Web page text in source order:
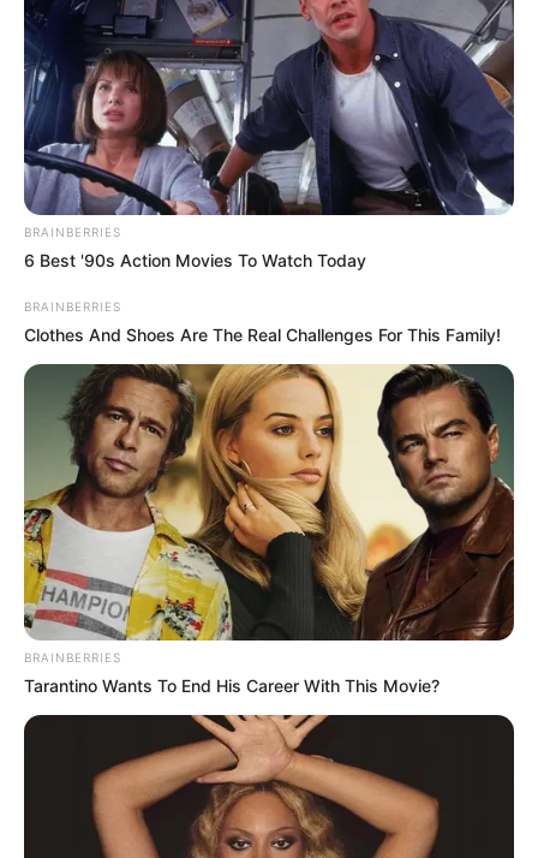
BRAINBERRIES
6 Best '90s Action Movies To Watch Today
BRAINBERRIES
Clothes And Shoes Are The Real Challenges For This Family!
BRAINBERRIES
Tarantino Wants To End His Career With This Movie?